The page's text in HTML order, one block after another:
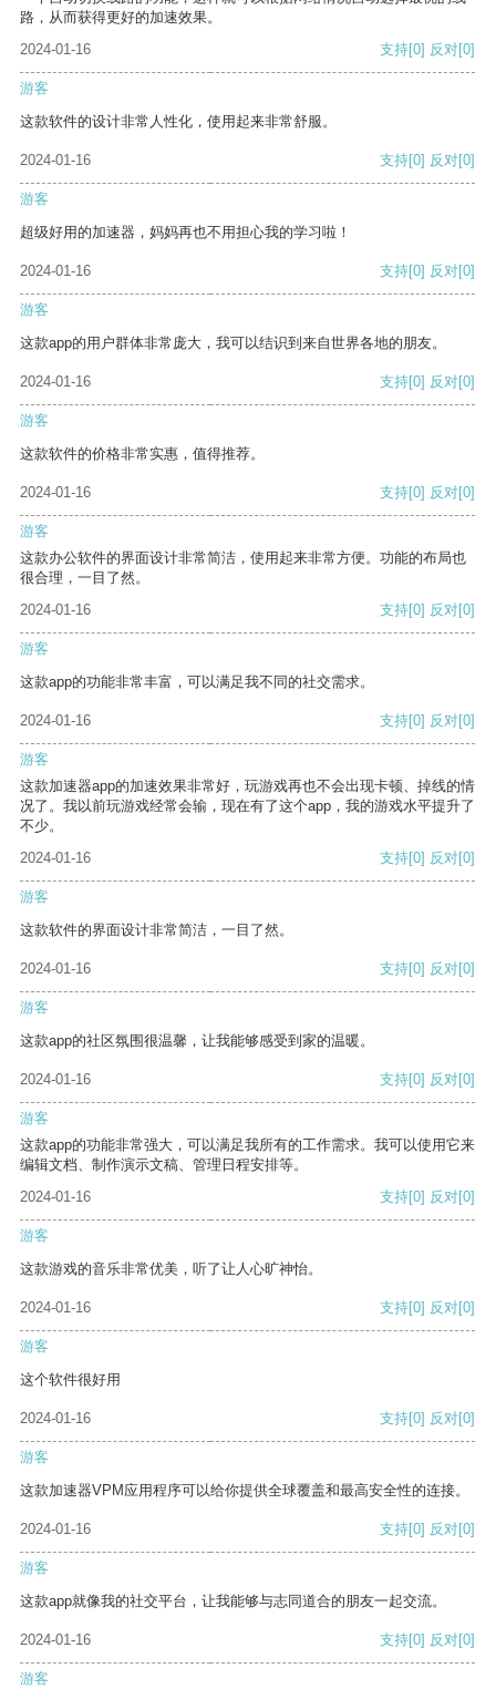
路，从而获得更好的加速效果。
2024-01-16
支持[0] 反对[0]
游客
这款软件的设计非常人性化，使用起来非常舒服。
2024-01-16 支持[0] 反对[0]
游客
超级好用的加速器，妈妈再也不用担心我的学习啦！
2024-01-16 支持[0] 反对[0]
游客
这款app的用户群体非常庞大，我可以结识到来自世界各地的朋友。
2024-01-16 支持[0] 反对[0]
游客
这款软件的价格非常实惠，值得推荐。
2024-01-16 支持[0] 反对[0]
游客
这款办公软件的界面设计非常简洁，使用起来非常方便。功能的布局也
很合理，一目了然。
2024-01-16
支持[0] 反对[0]
游客
这款app的功能非常丰富，可以满足我不同的社交需求。
2024-01-16 支持[0] 反对[0]
游客
这款加速器app的加速效果非常好，玩游戏再也不会出现卡顿、掉线的情
况了。我以前玩游戏经常会输，现在有了这个app，我的游戏水平提升了
不少。
2024-01-16
支持[0] 反对[0]
游客
这款软件的界面设计非常简洁，一目了然。
2024-01-16 支持[0] 反对[0]
游客
这款app的社区氛围很温馨，让我能够感受到家的温暖。
2024-01-16 支持[0] 反对[0]
游客
这款app的功能非常强大，可以满足我所有的工作需求。我可以使用它来
编辑文档、制作演示文稿、管理日程安排等。
2024-01-16
支持[0] 反对[0]
游客
这款游戏的音乐非常优美，听了让人心旷神怡。
2024-01-16 支持[0] 反对[0]
游客
这个软件很好用
2024-01-16 支持[0] 反对[0]
游客
这款加速器VPM应用程序可以给你提供全球覆盖和最高安全性的连接。
2024-01-16 支持[0] 反对[0]
游客
这款app就像我的社交平台，让我能够与志同道合的朋友一起交流。
2024-01-16 支持[0] 反对[0]
游客